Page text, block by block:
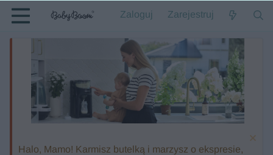
Zaloguj Zarejestruj
Halo, Mamo! Karmisz butelką i marzysz o ekspresie,